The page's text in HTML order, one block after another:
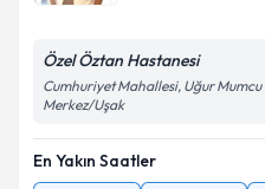
Özel Öztan Hastanesi
Cumhuriyet Mahallesi, Uğur
Merkez/Uşak
En Yakın Saatler